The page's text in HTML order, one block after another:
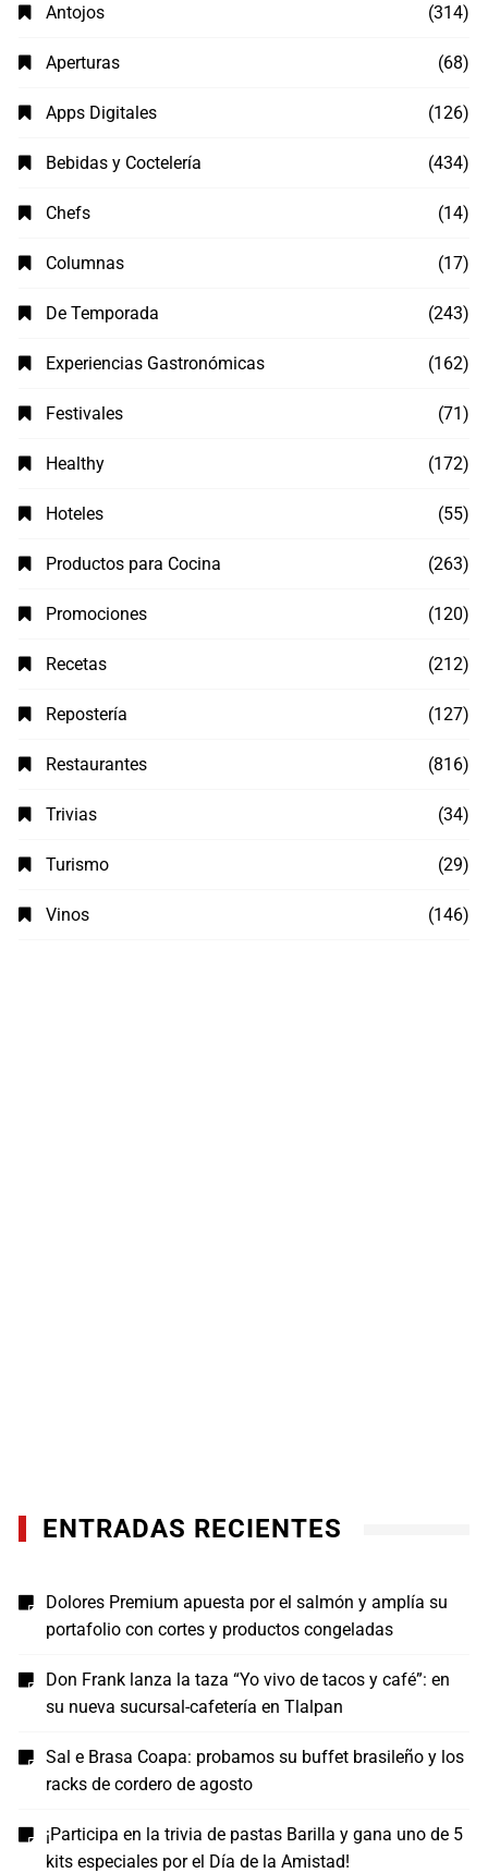
Antojos (314)
Aperturas (68)
Apps Digitales (126)
Bebidas y Coctelería (434)
Chefs (14)
Columnas (17)
De Temporada (243)
Experiencias Gastronómicas (162)
Festivales (71)
Healthy (172)
Hoteles (55)
Productos para Cocina (263)
Promociones (120)
Recetas (212)
Repostería (127)
Restaurantes (816)
Trivias (34)
Turismo (29)
Vinos (146)
ENTRADAS RECIENTES
Dolores Premium apuesta por el salmón y amplía su
portafolio con cortes y productos congeladas
Don Frank lanza la taza “Yo vivo de tacos y café”: en
su nueva sucursal-cafetería en Tlalpan
Sal e Brasa Coapa: probamos su buffet brasileño y los
racks de cordero de agosto
¡Participa en la trivia de pastas Barilla y gana uno de 5
kits especiales por el Día de la Amistad!